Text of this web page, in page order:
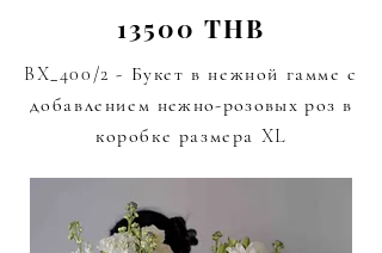
13500 THB
BX_400/2 - Букет в нежной гамме с
добавлением нежно-розовых роз в
коробке размера XL